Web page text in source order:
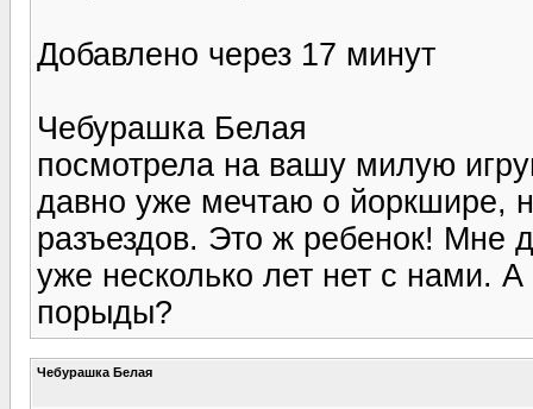
Добавлено через 17 минут
Чебурашка Белая
посмотрела на вашу милую
давно уже мечтаю о йоркшире,
разъездов. Это ж ребенок! Мне
уже несколько лет нет с нами.
порыды?
Чебурашка Белая